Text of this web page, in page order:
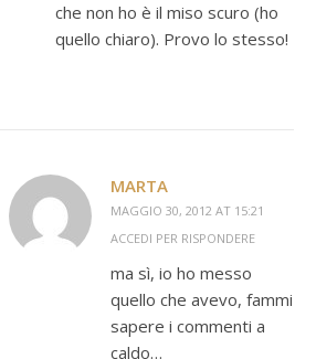
che non ho è il miso scuro (ho
quello chiaro). Provo lo stesso!
MARTA
MAGGIO 30, 2012 AT 15:21
ACCEDI PER RISPONDERE
ma sì, io ho messo
quello che avevo, fammi
sapere i commenti a
caldo…